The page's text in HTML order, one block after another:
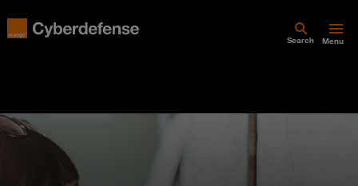
Search Menu